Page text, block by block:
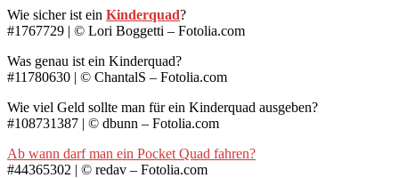
Wie sicher ist ein Kinderquad?
#1767729 | © Lori Boggetti – Fotolia.com
Was genau ist ein Kinderquad?
#11780630 | © ChantalS – Fotolia.com
Wie viel Geld sollte man für ein Kinderquad ausgeben?
#108731387 | © dbunn – Fotolia.com
Ab wann darf man ein Pocket Quad fahren?
#44365302 | © redav – Fotolia.com